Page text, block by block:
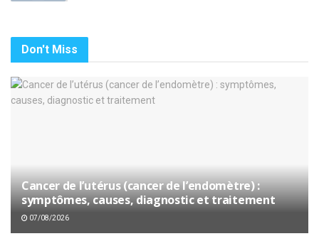
Don't Miss
Cancer de l’utérus (cancer de l’endomètre) :
symptômes, causes, diagnostic et traitement
07/08/2026